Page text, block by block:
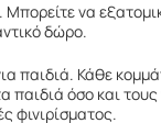
να
δώρο.
Κάθε
παιδιά όσο και
φινιρίσματος.